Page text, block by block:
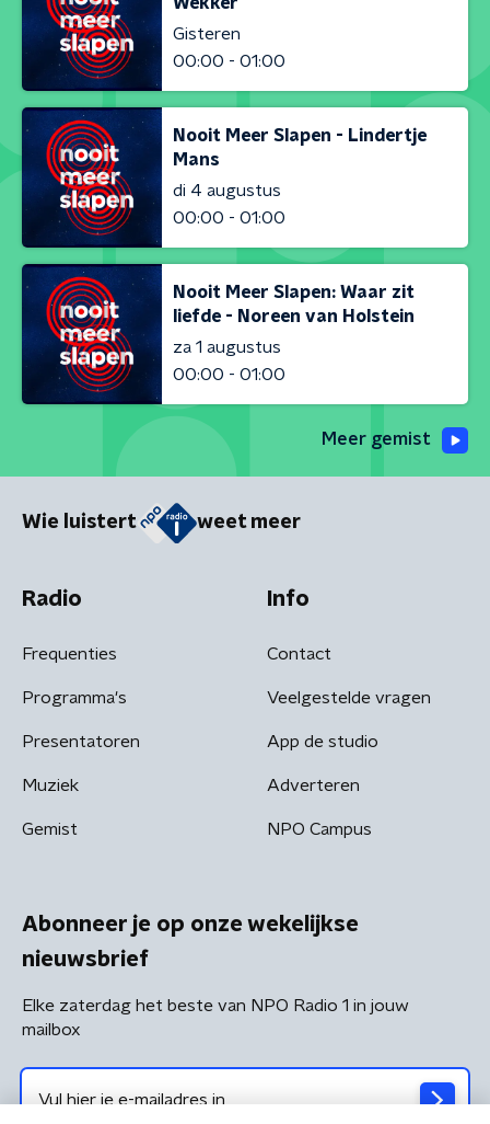
Gisteren
00:00 - 01:00
Nooit Meer Slapen - Lindertje
Mans
di 4 augustus
00:00 - 01:00
Nooit Meer Slapen: Waar zit
liefde - Noreen van Holstein
za 1 augustus
00:00 - 01:00
Meer gemist
Wie luistert weet meer
Radio
Frequenties
Programma's
Presentatoren
Muziek
Gemist
Info
Contact
Veelgestelde vragen
App de studio
Adverteren
NPO Campus
Abonneer je op onze wekelijkse
nieuwsbrief
Elke zaterdag het beste van NPO Radio 1 in jouw
mailbox